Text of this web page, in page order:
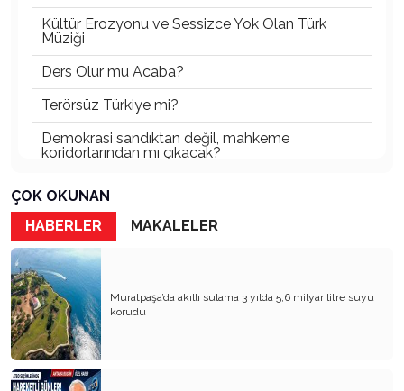
Kültür Erozyonu ve Sessizce Yok Olan Türk
Müziği
Ders Olur mu Acaba?
Terörsüz Türkiye mi?
Demokrasi sandıktan değil, mahkeme
koridorlarından mı çıkacak?
Gazetecinin kaderi!..
Turizmde Herşey Dahil Sistemi tartışılmalı
MB Başkanı ve Şimşek’e
Padişahın Vergi Deneyi!..
Erdoğan ve Özel’e açık mektup!..
Bahçeli siyasetin zirvesine oturdu!..
Artık yeter!.. Başka Antalya yok!..
ÇOK OKUNAN
HABERLER
MAKALELER
Muratpaşa’da akıllı sulama 3 yılda 5,6 milyar litre suyu
korudu